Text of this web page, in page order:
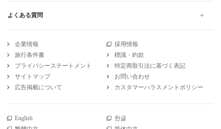
よくある質問
企業情報
採用情報
旅行条件書
標識・約款
プライバシーステートメント
特定商取引法に基づく表記
サイトマップ
お問い合わせ
広告掲載について
カスタマーハラスメントポリシー
English
한글